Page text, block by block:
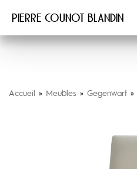
Pierre COUNOT BLANDIN
Accueil » Meubles » Gegenwart »